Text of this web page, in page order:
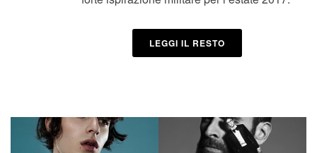
LEGGI IL RESTO